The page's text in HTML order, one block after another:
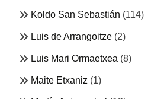
Koldo San Sebastián (114)
Luis de Arrangoitze (2)
Luis Mari Ormaetxea (8)
Maite Etxaniz (1)